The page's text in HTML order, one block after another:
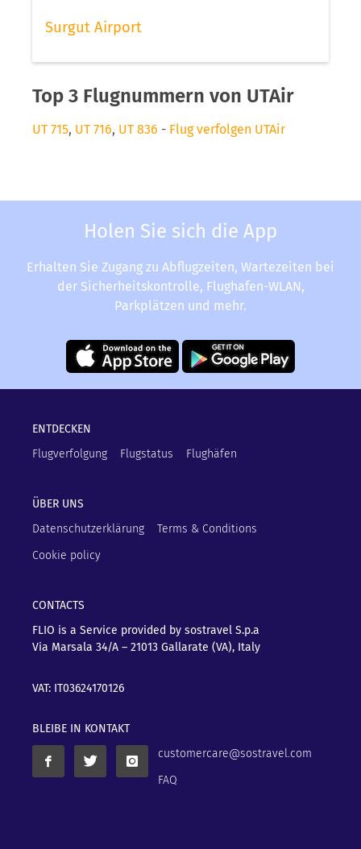
Surgut Airport
Top 3 Flugnummern von UTAir
UT 715, UT 716, UT 836 - Flug verfolgen UTAir
Holen Sie sich die App
Erhalten Sie Zugang zu Abflugzeiten, Wartezeiten bei
der Sicherheitskontrolle, Flughafen-WLAN,
Parkplätzen und mehr.
ENTDECKEN
Flugverfolgung
Flugstatus Flughäfen
ÜBER UNS
Datenschutzerklärung
Terms & Conditions
Cookie policy
CONTACTS
FLIO is a Service provided by sostravel S.p.a
Via Marsala 34/A – 21013 Gallarate (VA), Italy
VAT: IT03624170126
BLEIBE IN KONTAKT
customercare@sostravel.com
FAQ